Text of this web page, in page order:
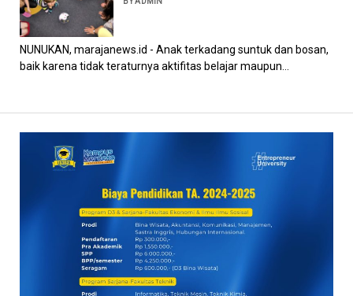
NUNUKAN, marajanews.id - Anak terkadang suntuk dan bosan,
baik karena tidak teraturnya aktifitas belajar maupun...